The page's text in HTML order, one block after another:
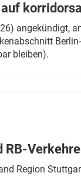
angekündigt,
bleiben).
RB-
Region